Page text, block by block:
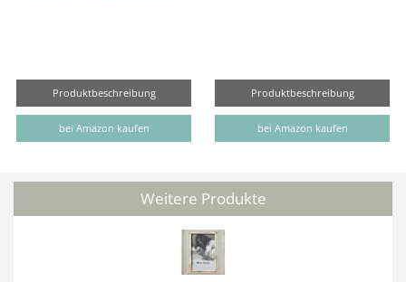
Produktbeschreibung
bei Amazon kaufen
Produktbeschreibung
bei Amazon kaufen
Weitere Produkte